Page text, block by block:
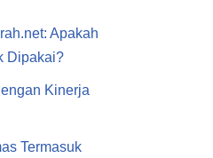
Apakah
Dipakai?
Kinerja
Termasuk